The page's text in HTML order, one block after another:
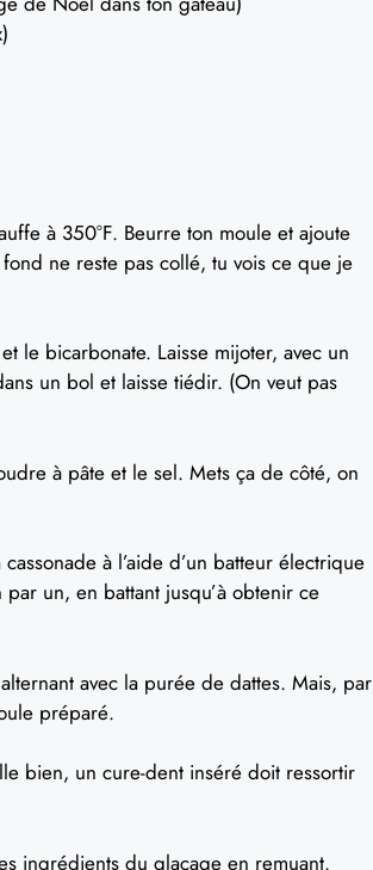
à 350°F. Beurre ton moule et ajoute
ne reste pas collé, tu vois ce que je
le bicarbonate. Laisse mijoter, avec un
un bol et laisse tiédir. (On veut pas
à pâte et le sel. Mets ça de côté, on
à l’aide d’un batteur électrique
un, en battant jusqu’à obtenir ce
avec la purée de dattes. Mais, par
préparé.
bien, un cure-dent inséré doit ressortir
ingrédients du glaçage en remuant.